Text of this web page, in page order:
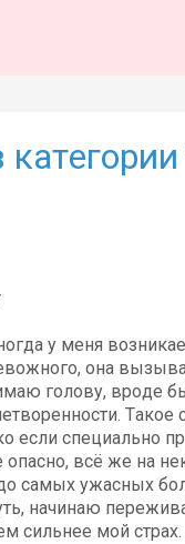
у меня
она
голову, вроде
если специально
опасно, всё же на
самых ужасных
начинаю
сильнее мой